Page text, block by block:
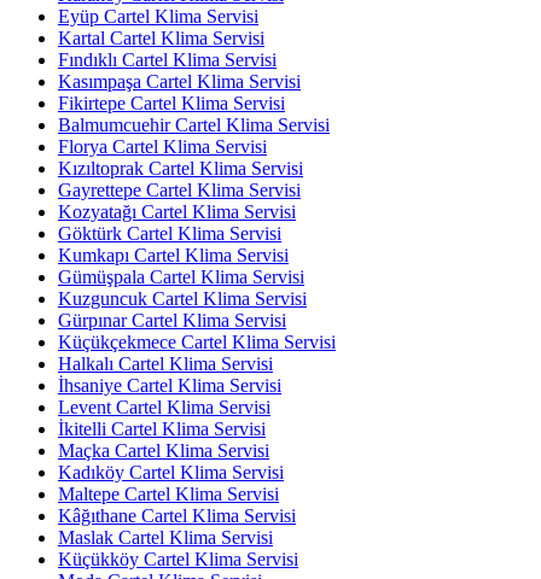
Eyüp Cartel Klima Servisi
Kartal Cartel Klima Servisi
Fındıklı Cartel Klima Servisi
Kasımpaşa Cartel Klima Servisi
Fikirtepe Cartel Klima Servisi
Balmumcuehir Cartel Klima Servisi
Florya Cartel Klima Servisi
Kızıltoprak Cartel Klima Servisi
Gayrettepe Cartel Klima Servisi
Kozyatağı Cartel Klima Servisi
Göktürk Cartel Klima Servisi
Kumkapı Cartel Klima Servisi
Gümüşpala Cartel Klima Servisi
Kuzguncuk Cartel Klima Servisi
Gürpınar Cartel Klima Servisi
Küçükçekmece Cartel Klima Servisi
Halkalı Cartel Klima Servisi
İhsaniye Cartel Klima Servisi
Levent Cartel Klima Servisi
İkitelli Cartel Klima Servisi
Maçka Cartel Klima Servisi
Kadıköy Cartel Klima Servisi
Maltepe Cartel Klima Servisi
Kâğıthane Cartel Klima Servisi
Maslak Cartel Klima Servisi
Küçükköy Cartel Klima Servisi